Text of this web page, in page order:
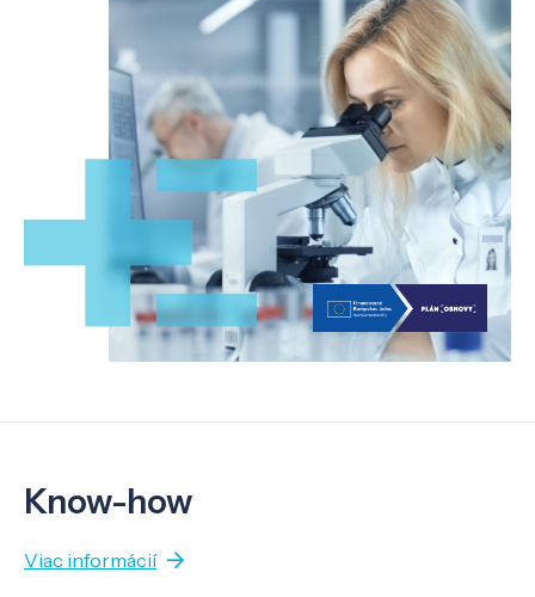
Know-how
Viac informácií